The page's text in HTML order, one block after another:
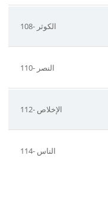
108- الكوثر
110- النصر
112- الإخلاص
114- الناس